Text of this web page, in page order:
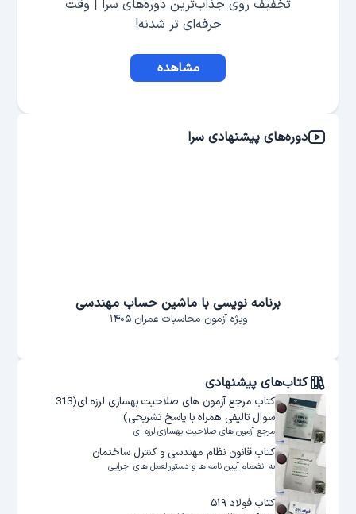
تخفیف روی جذاب‌ترین دوره‌های سرا | وقت
حرفه‌ای تر شدنه!
مشاهده
دوره‌های پیشنهادی سرا
برنامه نویسی با ماشین حساب مهندسی
ویژه آزمون محاسبات عمران ۱۴۰۵
کتاب‌های پیشنهادی
کتاب مرجع آزمون های صلاحیت بهسازی لرزه ای(313
سوال تالیفی همراه با پاسخ تشریحی)
مرجع آزمون های صلاحیت بهسازی لرزه ای
کتاب قانون نظام مهندسی و کنترل ساختمان
به انضمام آیین نامه ها و دستورالعمل های اجرایی
کتاب فولاد ۵۱۹